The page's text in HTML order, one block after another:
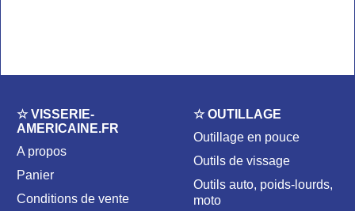
☆ VISSERIE-
AMERICAINE.FR
A propos
Panier
Conditions de vente
☆ OUTILLAGE
Outillage en pouce
Outils de vissage
Outils auto, poids-lourds,
moto